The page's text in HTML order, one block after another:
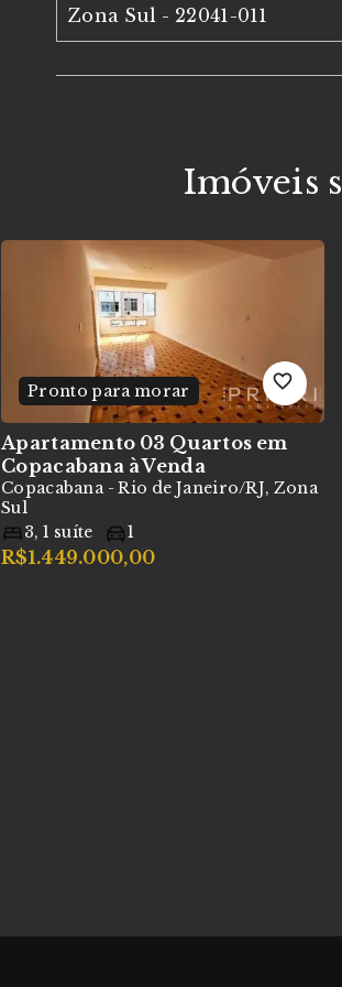
Zona Sul - 22041-011
Imóveis
Pronto para morar
Apartamento 03 Quartos em
Copacabana à Venda
Copacabana - Rio de Janeiro/RJ, Zona
Sul
3,1 suíte 1
R$1.449.000,00